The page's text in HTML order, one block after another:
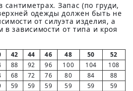
Запас (по груди,
одежды должен быть не
от силуэта изделия, а
зависимости от типа и кроя
42 44 46 48 50
52
88 92 96 100 104
108
68 72 76 80 84
88
59 59 59 59 59
59